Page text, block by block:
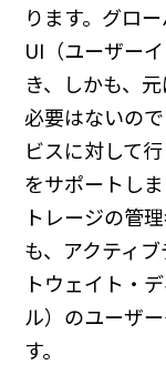
ります。グロ
UI（ユーザー
き、しかも、
必要はないの
ビスに対して
をサポートし
トレージの管
も、アクティ
トウェイト・
ル）のユーザ
す。